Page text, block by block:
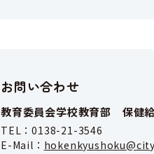
お問い合わせ
教育委員会学校教育部 保健
TEL：0138-21-3546
E-Mail：